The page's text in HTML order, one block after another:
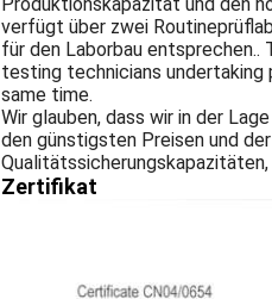
verfügt über zwei
für den Laborbau
testing technicians
same time.
Wir glauben, dass wir in der
den günstigsten Preisen und
Zertifikat